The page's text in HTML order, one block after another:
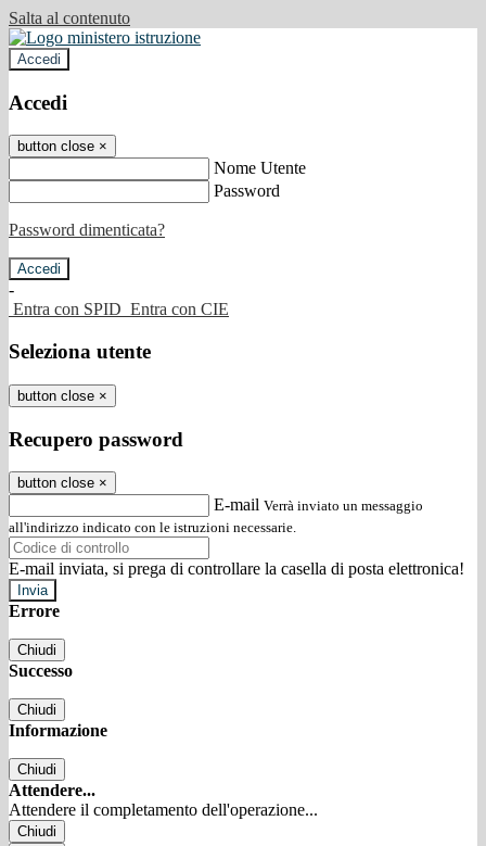
Salta al contenuto
Accedi
Accedi
button close ×
Nome Utente
Password
Password dimenticata?
-
Entra con SPID Entra con CIE
Seleziona utente
button close ×
Recupero password
button close ×
E-mail Verrà inviato un messaggio
all'indirizzo indicato con le istruzioni necessarie.
E-mail inviata, si prega di controllare la casella di posta elettronica!
Errore
Chiudi
Successo
Chiudi
Informazione
Chiudi
Attendere...
Attendere il completamento dell'operazione...
Chiudi